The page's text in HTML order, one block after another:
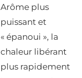
Arôme plus
puissant et
« épanoui », la
chaleur libérant
plus rapidement